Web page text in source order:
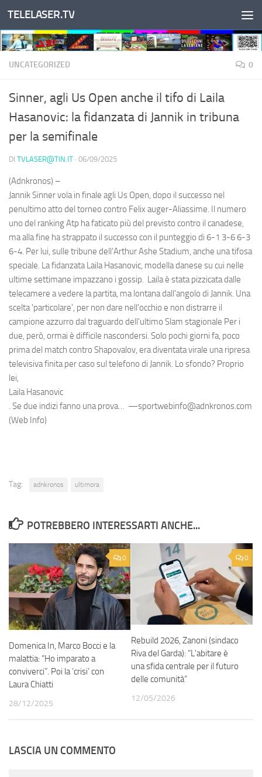
Salta al contenuto
TELELASER.TV
UNCATEGORIZED 0
Sinner, agli Us Open anche il tifo di Laila
Hasanovic: la fidanzata di Jannik in tribuna
per la semifinale
DI TVLASER@TIN.IT · 06/09/2025
(Adnkronos) –
Jannik Sinner vola in finale agli Us Open, dopo il successo nel
penultimo atto del torneo contro Felix auger-Aliassime. Il numero
uno del ranking Atp ha faticato più del previsto contro il canadese,
ma alla fine ha strappato il successo con il punteggio di 6-1 3-6 6-3
6-4. Per lui, sulle tribune dell'Arthur Ashe Stadium, anche una tifosa
speciale. La fidanzata Laila Hasanovic, modella danese su cui nelle
ultime settimane impazzano i gossip. Laila è stata pizzicata dalle
telecamere a vedere la partita, ma lontana dall'angolo di Jannik. Una
scelta 'particolare', per non dare nell'occhio e non distrarre il
campione azzurro dal traguardo dell'ultimo Slam stagionale Per i
due, però, ormai è difficile nascondersi. Solo pochi giorni fa, poco
prima del match contro Shapovalov, era diventata virale una ripresa
televisiva finita per caso sul telefono di Jannik. Lo sfondo? Proprio
lei,
Laila Hasanovic
. Se due indizi fanno una prova… —sportwebinfo@adnkronos.com
(Web Info)
Tag: adnkronos ultimora
POTREBBERO INTERESSARTI ANCHE...
0
Domenica In, Marco Bocci e la
malattia: “Ho imparato a
conviverci”. Poi la ‘crisi’ con
Laura Chiatti
28/12/2025
0
Rebuild 2026, Zanoni (sindaco
Riva del Garda): “L’abitare è
una sfida centrale per il futuro
delle comunità”
12/05/2026
LASCIA UN COMMENTO